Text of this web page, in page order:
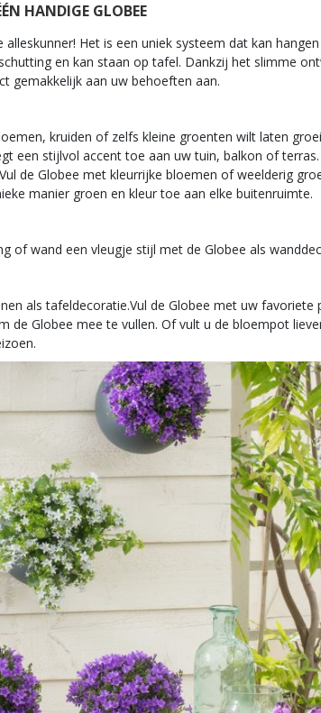
HANDIGE GLOBEE
alleskunner! Het is een uniek systeem dat kan
en kan staan op tafel. Dankzij het slimme
gemakkelijk aan uw behoeften aan.
kruiden of zelfs kleine groenten wilt laten
een stijlvol accent toe aan uw tuin, balkon of
de Globee met kleurrijke bloemen of weelderig
manier groen en kleur toe aan elke buitenruimte.
of wand een vleugje stijl met de Globee als
als tafeldecoratie.Vul de Globee met uw
de Globee mee te vullen. Of vult u de bloempot